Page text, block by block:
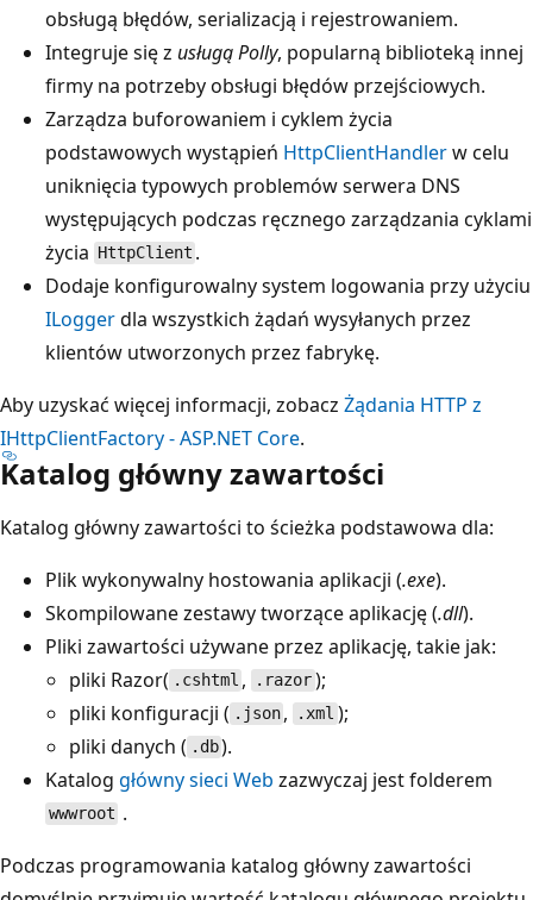
obsługą błędów, serializacją i rejestrowaniem.
Integruje się z usługą Polly, popularną biblioteką innej
firmy na potrzeby obsługi błędów przejściowych.
Zarządza buforowaniem i cyklem życia
podstawowych wystąpień HttpClientHandlerw celu
uniknięcia typowych problemów serwera DNS
występujących podczas ręcznego zarządzania cyklami
życia HttpClient .
Dodaje konfigurowalny system logowania przy użyciu
ILoggerdla wszystkich żądań wysyłanych przez
klientów utworzonych przez fabrykę.
Aby uzyskać więcej informacji, zobacz Żądania HTTP z
IHttpClientFactory - ASP.NET Core.
Katalog główny zawartości
Katalog główny zawartości to ścieżka podstawowa dla:
Plik wykonywalny hostowania aplikacji (.exe).
Skompilowane zestawy tworzące aplikację (.dll).
Pliki zawartości używane przez aplikację, takie jak:
pliki Razor( .cshtml , .razor);
pliki konfiguracji ( .json , .xml );
pliki danych ( .db).
Katalog główny sieci Web zazwyczaj jest folderem
wwwroot .
Podczas programowania katalog główny zawartości